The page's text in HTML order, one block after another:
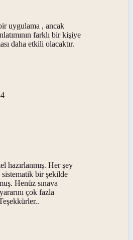
uygulama , ancak
farklı bir kişiye
daha etkili olacaktır.
hazırlanmış. Her şey
bir şekilde
Henüz sınava
çok fazla